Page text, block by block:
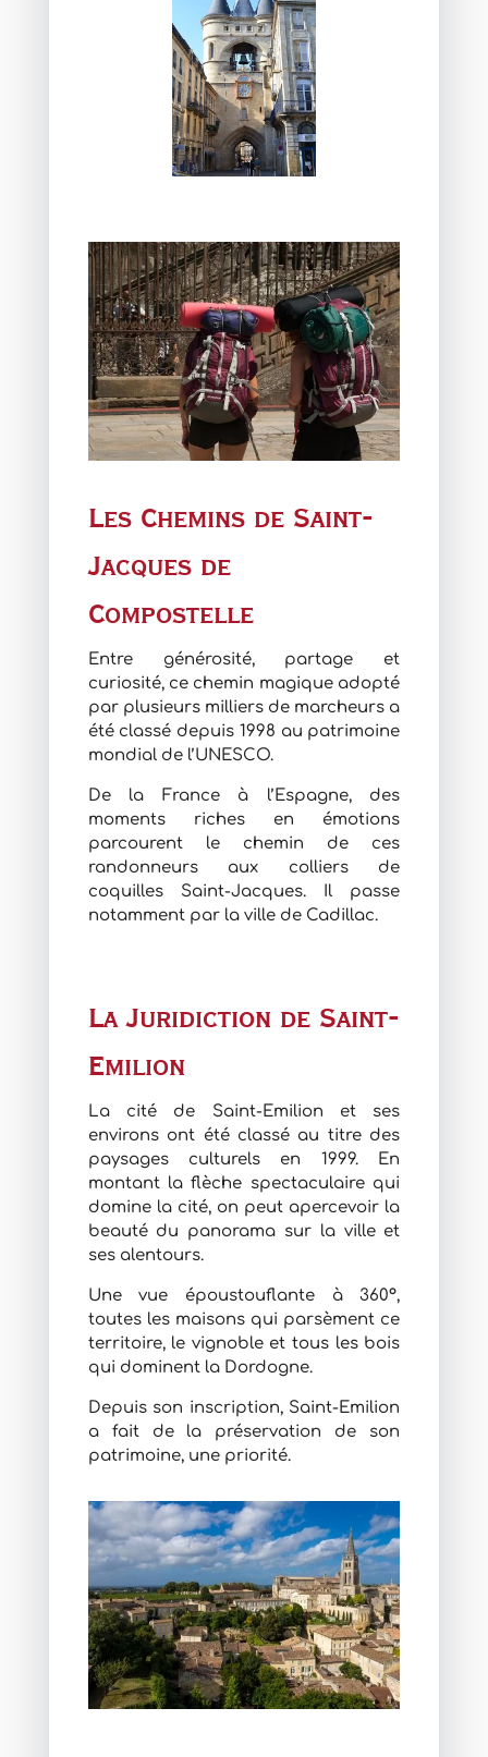
Les Chemins de Saint-
Jacques de
Compostelle
Entre générosité, partage et
curiosité, ce chemin magique adopté
par plusieurs milliers de marcheurs a
été classé depuis 1998 au patrimoine
mondial de l’UNESCO.
De la France à l’Espagne, des
moments riches en émotions
parcourent le chemin de ces
randonneurs aux colliers de
coquilles Saint-Jacques. Il passe
notamment par la ville de Cadillac.
La Juridiction de Saint-
Emilion
La cité de Saint-Emilion et ses
environs ont été classé au titre des
paysages culturels en 1999. En
montant la flèche spectaculaire qui
domine la cité, on peut apercevoir la
beauté du panorama sur la ville et
ses alentours.
Une vue époustouflante à 360°,
toutes les maisons qui parsèment ce
territoire, le vignoble et tous les bois
qui dominent la Dordogne.
Depuis son inscription, Saint-Emilion
a fait de la préservation de son
patrimoine, une priorité.